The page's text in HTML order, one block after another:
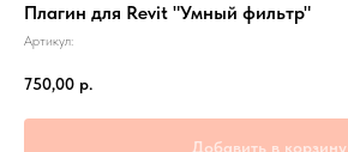
Плагин для Revit "Умный фильтр"
Артикул:
750,00 р.
Добавить в корзину